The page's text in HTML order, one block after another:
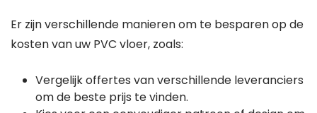
Er zijn verschillende manieren om te besparen op de
kosten van uw PVC vloer, zoals:
Vergelijk offertes van verschillende leveranciers
om de beste prijs te vinden.